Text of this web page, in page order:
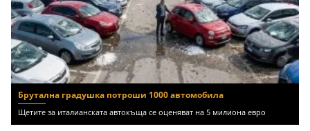
Брутална градушка потроши 1000 автомобила
Щетите за италианската автокъща се оценяват на 5 милиона евро